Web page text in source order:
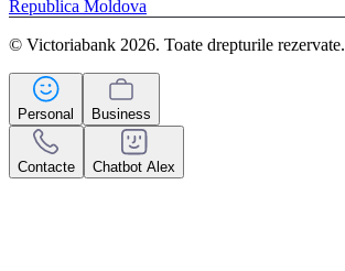
Republica Moldova
© Victoriabank 2026. Toate drepturile rezervate.
Personal Business
Contacte Chatbot Alex